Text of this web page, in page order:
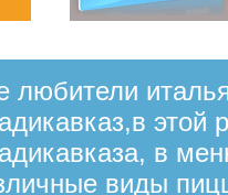
любители
этой
в
виды